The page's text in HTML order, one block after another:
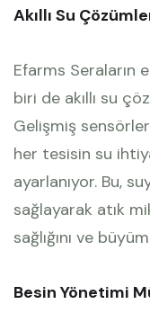
Akıllı Su
Efarms Seraların
biri de akıllı su
Gelişmiş
her tesisin su
ayarlanıyor. Bu,
sağlayarak atık
sağlığını ve
Besin Yönetimi